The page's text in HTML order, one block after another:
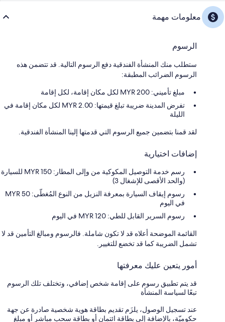
معلومات مهمة
الرسوم
ستطلب منك المنشأة الفندقية دفع الرسوم التالية. قد تتضمن هذه
الرسوم الضرائب المطبقة:
مبلغ تأميني: 200 MYR لكل مكان إقامة، لكل إقامة
تفرض المدينة ضريبة تبلغ قيمتها: 2.00 MYR لكل مكان إقامة في
الليلة
لقد قمنا بتضمين جميع الرسوم التي قدمتها إلينا المنشأة الفندقية.
إضافات اختيارية
رسم خدمة التوصيل المكوكية من وإلى المطار: 150 MYR للسيارة
(والحد الأقصى للإشغال 3)
رسوم إيقاف السيارة بمعرفة النزيل من النوع المُغطّى: 50 MYR
في اليوم
رسوم السرير القابل للطي: 120 MYR في اليوم
القائمة الموضحة أعلاه قد لا تكون شاملة. فالرسوم ومبالغ التأمين قد لا
تشمل الضريبة كما قد تخضع للتغيير.
أمور يتعين عليك معرفتها
قد يتم تطبيق رسوم على إقامة شخص إضافي، وتختلف تلك الرسوم
تبعًا لسياسة المنشأة
عند تسجيل الوصول، يلزَم تقديم بطاقة هوية شخصية صادرة عن جهة
حكوميّة، بالإضافة إلى بطاقة ائتمان أو بطاقة سحب مباشر أو مبلغ